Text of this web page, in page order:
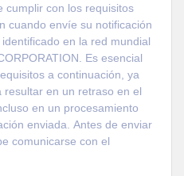
cumplir con los requisitos
cuando envíe su notificación
en la red mundial
Es esencial
a continuación, ya
en un retraso en el
en un procesamiento
enviada. Antes de enviar
comunicarse con el